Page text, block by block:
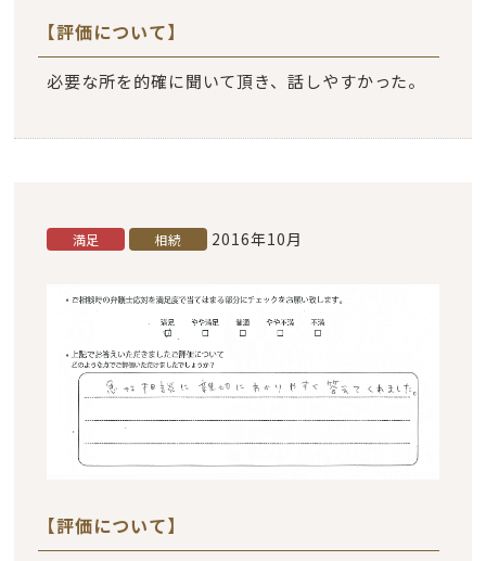
【評価について】
必要な所を的確に聞いて頂き、話しやすかった。
満足 相続 2016年10月
【評価について】